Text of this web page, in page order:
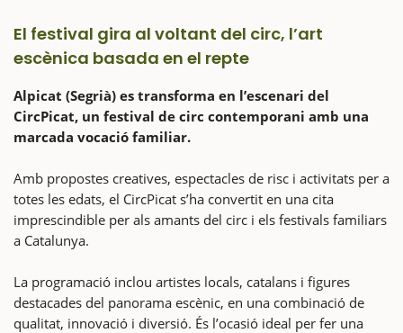
El festival gira al voltant del circ, l’art
escènica basada en el repte
Alpicat (Segrià) es transforma en l’escenari del
CircPicat, un festival de circ contemporani amb una
marcada vocació familiar.
Amb propostes creatives, espectacles de risc i activitats per a
totes les edats, el CircPicat s’ha convertit en una cita
imprescindible per als amants del circ i els festivals familiars
a Catalunya.
La programació inclou artistes locals, catalans i figures
destacades del panorama escènic, en una combinació de
qualitat, innovació i diversió. És l’ocasió ideal per fer una